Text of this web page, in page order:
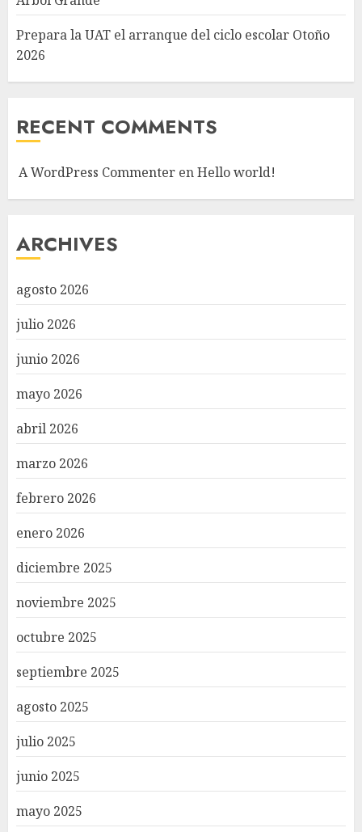
Prepara la UAT el arranque del ciclo escolar Otoño
2026
RECENT COMMENTS
A WordPress Commenter enHello world!
ARCHIVES
agosto 2026
julio 2026
junio 2026
mayo 2026
abril 2026
marzo 2026
febrero 2026
enero 2026
diciembre 2025
noviembre 2025
octubre 2025
septiembre 2025
agosto 2025
julio 2025
junio 2025
mayo 2025